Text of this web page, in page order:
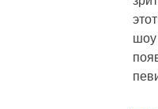
шоу